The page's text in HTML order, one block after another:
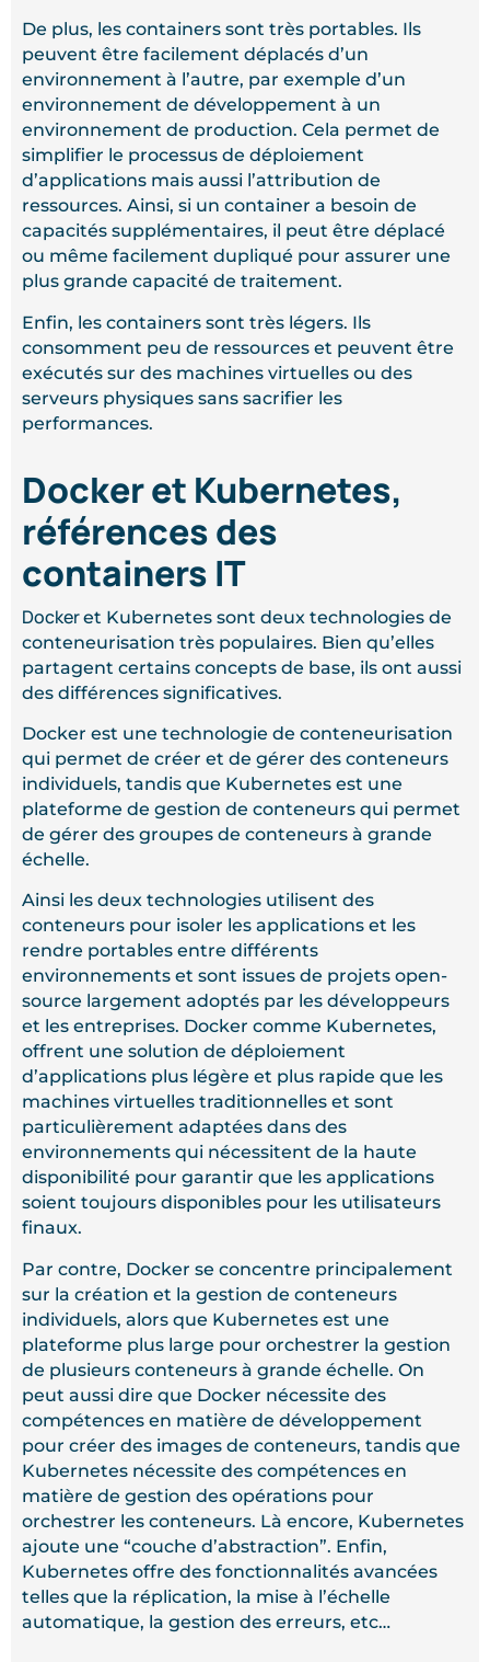
De plus, les containers sont très portables. Ils
peuvent être facilement déplacés d’un
environnement à l’autre, par exemple d’un
environnement de développement à un
environnement de production. Cela permet de
simplifier le processus de déploiement
d’applications mais aussi l’attribution de
ressources. Ainsi, si un container a besoin de
capacités supplémentaires, il peut être déplacé
ou même facilement dupliqué pour assurer une
plus grande capacité de traitement.
Enfin, les containers sont très légers. Ils
consomment peu de ressources et peuvent être
exécutés sur des machines virtuelles ou des
serveurs physiques sans sacrifier les
performances.
Docker et Kubernetes,
références des
containers IT
Dockeret Kubernetes sont deux technologies de
conteneurisation très populaires. Bien qu’elles
partagent certains concepts de base, ils ont aussi
des différences significatives.
Docker est une technologie de conteneurisation
qui permet de créer et de gérer des conteneurs
individuels, tandis que Kubernetes est une
plateforme de gestion de conteneurs qui permet
de gérer des groupes de conteneurs à grande
échelle.
Ainsi les deux technologies utilisent des
conteneurs pour isoler les applications et les
rendre portables entre différents
environnements et sont issues de projets open-
source largement adoptés par les développeurs
et les entreprises. Docker comme Kubernetes,
offrent une solution de déploiement
d’applications plus légère et plus rapide que les
machines virtuelles traditionnelles et sont
particulièrement adaptées dans des
environnements qui nécessitent de la haute
disponibilité pour garantir que les applications
soient toujours disponibles pour les utilisateurs
finaux.
Par contre, Docker se concentre principalement
sur la création et la gestion de conteneurs
individuels, alors que Kubernetes est une
plateforme plus large pour orchestrer la gestion
de plusieurs conteneurs à grande échelle. On
peut aussi dire que Docker nécessite des
compétences en matière de développement
pour créer des images de conteneurs, tandis que
Kubernetes nécessite des compétences en
matière de gestion des opérations pour
orchestrer les conteneurs. Là encore, Kubernetes
ajoute une “couche d’abstraction”. Enfin,
Kubernetes offre des fonctionnalités avancées
telles que la réplication, la mise à l’échelle
automatique, la gestion des erreurs, etc…